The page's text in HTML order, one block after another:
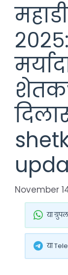
November
या
या